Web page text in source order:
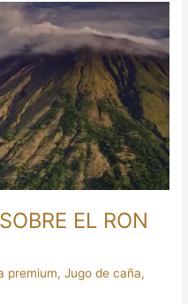
EL RON
premium,Jugo de caña,